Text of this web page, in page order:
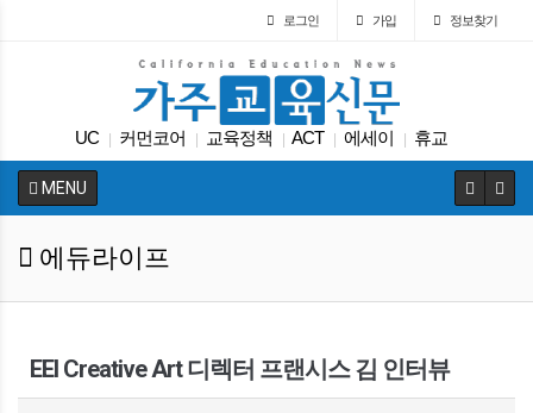
로그인 가입 정보찾기
UC 커먼코어 교육정책 ACT 에세이 휴교
원서 대학원 팝사 교육뉴스
MENU
에듀라이프
EEI Creative Art 디렉터 프랜시스 김 인터뷰